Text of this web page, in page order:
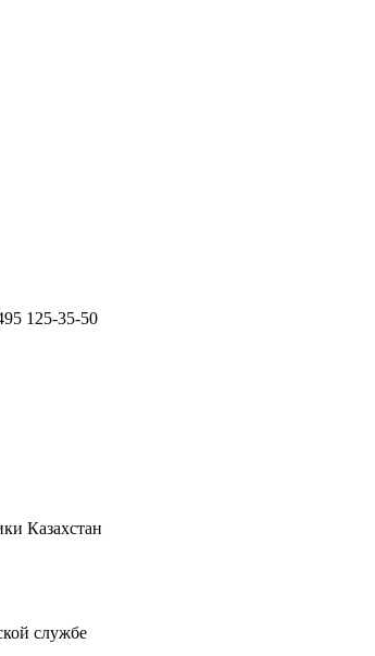
125-35-50
Казахстан
службе